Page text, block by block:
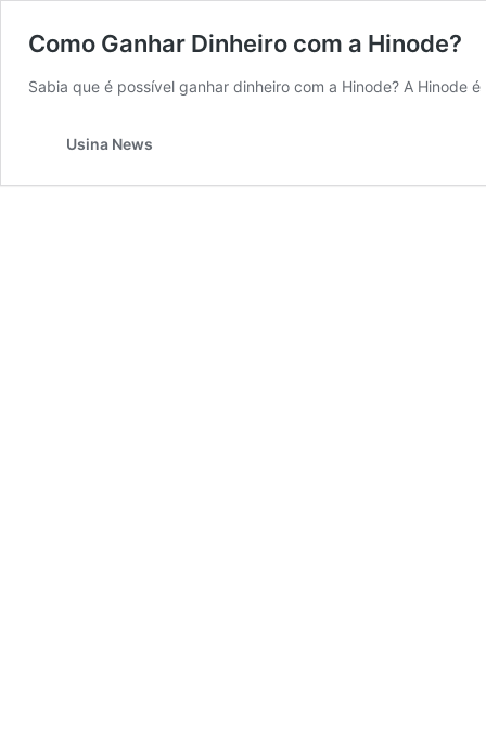
Como Ganhar Dinheiro com a Hinode?
Sabia que é possível ganhar dinheiro com a Hinode? A
Usina News